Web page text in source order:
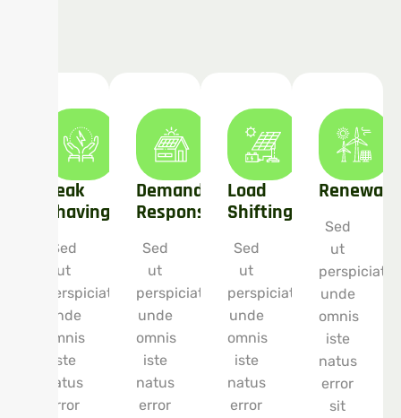
Peak
Shaving
Sed
ut
perspiciatis
unde
omnis
iste
natus
error
Demand
Response
Sed
ut
perspiciatis
unde
omnis
iste
natus
error
Load
Shifting
Sed
ut
perspiciatis
unde
omnis
iste
natus
error
Sed
ut
perspiciatis
unde
omnis
iste
natus
error
sit